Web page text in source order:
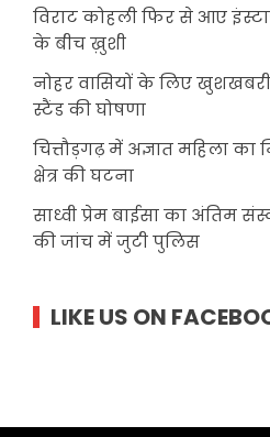
विराट कोहली फिर से आए
के बीच ख़ुशी
नोहर वासियों के लिए
स्टैंड की घोषणा
चित्तौड़गढ़ में अज्ञात महिला का
क्षेत्र की घटना
साध्वी प्रेम बाईसा का अंतिम
की जांच में जुटी पुलिस
LIKE US ON